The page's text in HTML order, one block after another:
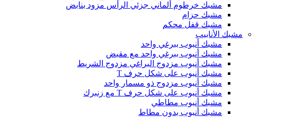
مشبك خرطوم ألماني جزئي الرأس مزود بنابض
مشبك حزام
مشبك قفل محكم
مشبك الأنابيب
مشبك أنبوب ببرغي واحد
مشبك أنبوب ببرغي واحد مع مقبض
مشبك أنبوب مزدوج البراغي مزدوج الشريط
مشبك أنبوب على شكل حرف T
مشبك أنبوب مزدوج ذو مسمار واحد
مشبك أنبوب على شكل حرف T مع زنبرك
مشبك أنبوب مطاطي
مشبك أنبوب بدون مطاط